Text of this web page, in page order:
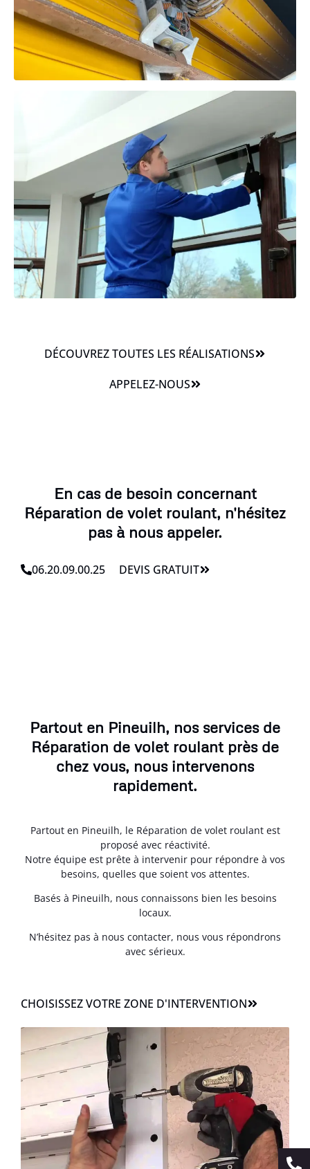
DÉCOUVREZ TOUTES LES RÉALISATIONS
APPELEZ-NOUS
En cas de besoin concernant
Réparation de volet roulant, n'hésitez
pas à nous appeler.
06.20.09.00.25 DEVIS GRATUIT
Partout en Pineuilh, nos services de
Réparation de volet roulant près de
chez vous, nous intervenons
rapidement.
Partout en Pineuilh, le Réparation de volet roulant est
proposé avec réactivité.
Notre équipe est prête à intervenir pour répondre à vos
besoins, quelles que soient vos attentes.
Basés à Pineuilh, nous connaissons bien les besoins
locaux.
N’hésitez pas à nous contacter, nous vous répondrons
avec sérieux.
CHOISISSEZ VOTRE ZONE D'INTERVENTION